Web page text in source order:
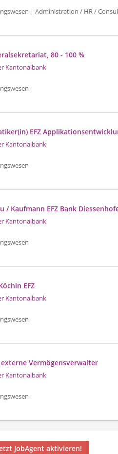
| Administration / HR /
80 - 100 %
Kantonalbank
EFZ
Kantonalbank
/ Kaufmann EFZ Bank
Kantonalbank
EFZ
Kantonalbank
Vermögensverwalter
Kantonalbank
JobAgent aktivieren!